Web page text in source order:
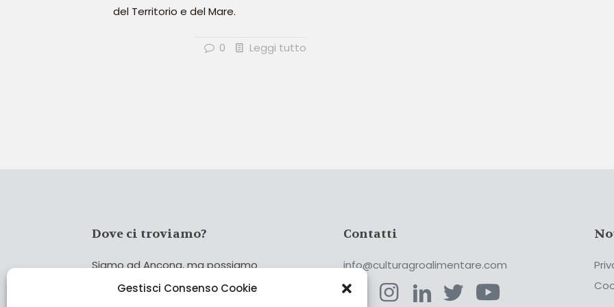
Gestisci Consenso Cookie
del Territorio e del Mare.
0 Leggi tutto
Dove ci troviamo?
Siamo ad Ancona, ma possiamo
coprire tutta Italia!
Contatti
info@culturagroalimentare.com